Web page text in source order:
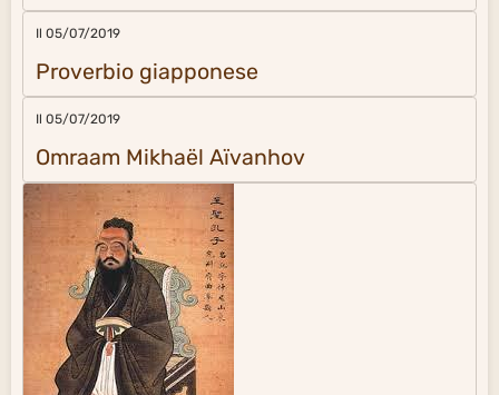
Il 05/07/2019
Proverbio giapponese
Il 05/07/2019
Omraam Mikhaël Aïvanhov